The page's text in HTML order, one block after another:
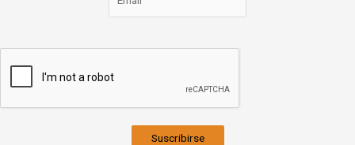
Suscribirse